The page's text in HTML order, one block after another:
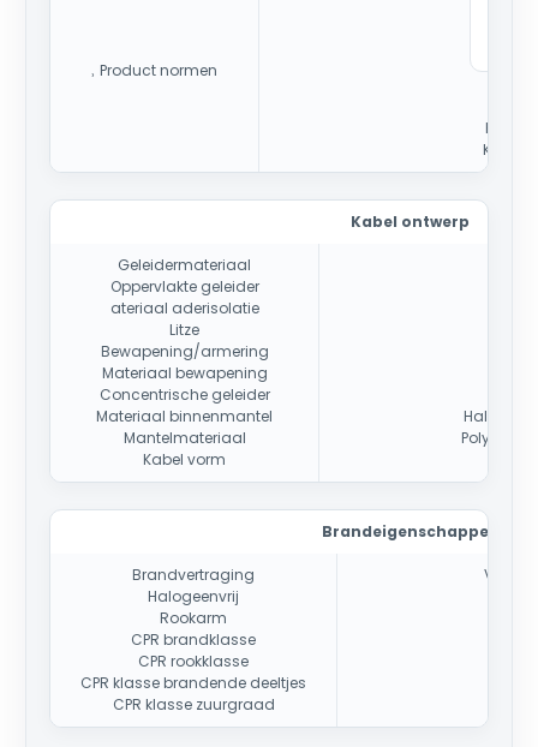
› Product normen
HD
K 42C-
Kabel ontwerp
Geleidermateriaal
Oppervlakte geleider
ateriaal aderisolatie
Litze
Bewapening/armering
Materiaal bewapening
Concentrische geleider
Materiaal binnenmantel
Mantelmateriaal
Kabel vorm
Brandeigenschappen
Brandvertraging
Halogeenvrij
Rookarm
CPR brandklasse
CPR rookklasse
CPR klasse brandende deeltjes
CPR klasse zuurgraad